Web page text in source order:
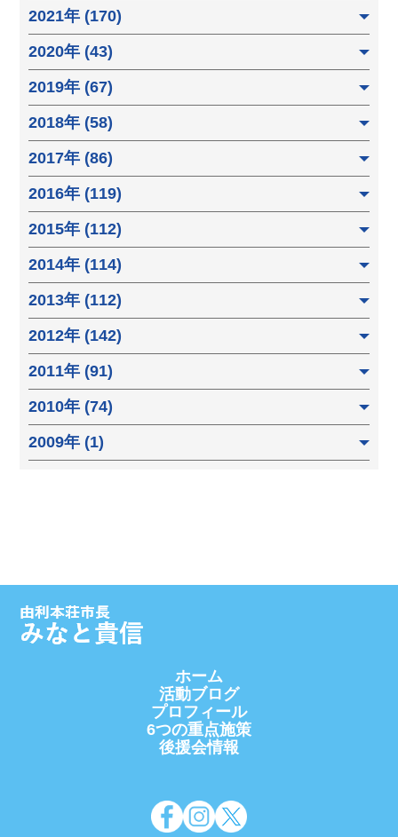
2021年 (170)
2020年 (43)
2019年 (67)
2018年 (58)
2017年 (86)
2016年 (119)
2015年 (112)
2014年 (114)
2013年 (112)
2012年 (142)
2011年 (91)
2010年 (74)
2009年 (1)
ホーム
活動ブログ
プロフィール
6つの重点施策
後援会情報